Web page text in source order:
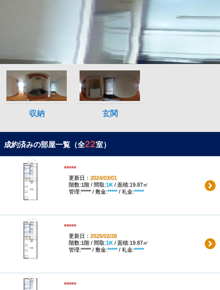
成約済みの部屋一覧（全22室）
*****
更新日： 2024/03/01
階数:1階 / 間取:1K/ 面積:19.87㎡
管理:***** / 敷金:*****/ 礼金:*****
*****
更新日： 2025/02/28
階数:1階 / 間取:1K/ 面積:19.87㎡
管理:***** / 敷金:*****/ 礼金:*****
*****